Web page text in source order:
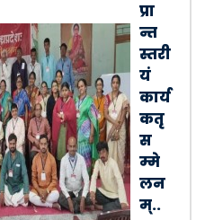
प्रा
न्त
स्तरी
यं
कार्य
कतृ
स
म्मे
लन
म्..